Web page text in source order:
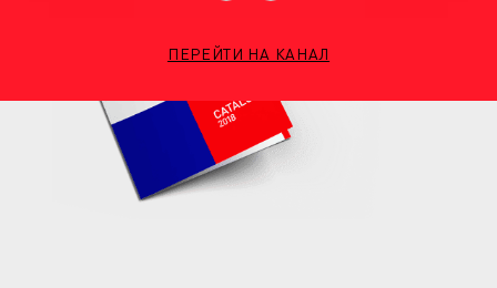
ПЕРЕЙТИ НА КАНАЛ